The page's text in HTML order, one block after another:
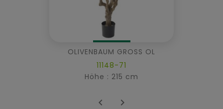
OLIVENBAUM GROSS OL
11148-71
Höhe : 215 cm
 